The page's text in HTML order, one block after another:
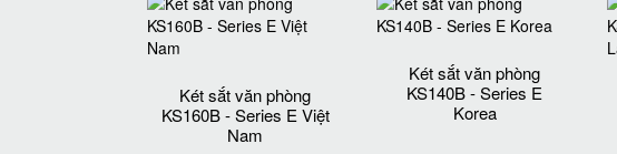
Két sắt văn phòng
KS160B - Series E Việt
Nam
Két sắt văn phòng
KS140B - Series E
Korea